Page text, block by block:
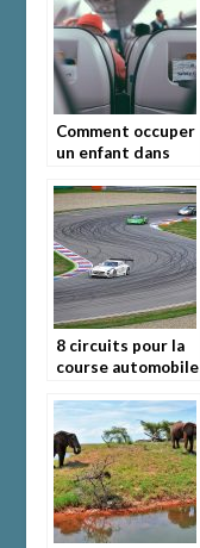
Comment occuper
un enfant dans
8 circuits pour la
course automobile